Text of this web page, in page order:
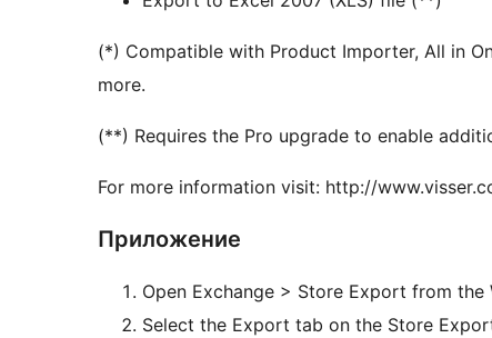
(*) Compatible with Product Importer, All in
more.
(**) Requires the Pro upgrade to enable
For more information visit: http://
Приложение
Open Exchange > Store Export from the
Select the Export tab on the Store